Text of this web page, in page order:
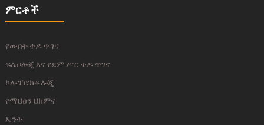
ምርቶች
የውበት ቀዶ ጥገና
ፍሌቦሎጂ እና የደም ሥር ቀዶ ጥገና
ኮሎፕሮክቶሎጂ
የማህፀን ህክምና
ኤንት